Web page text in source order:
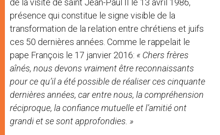
de la visite de saint Jean-Paul II le 13 avril 1986,
présence qui constitue le signe visible de la
transformation de la relation entre chrétiens et juifs
ces 50 dernières années. Comme le rappelait le
pape François le 17 janvier 2016: « Chers frères
aînés, nous devons vraiment être reconnaissants
pour ce qu’il a été possible de réaliser ces cinquante
dernières années, car entre nous, la compréhension
réciproque, la confiance mutuelle et l’amitié ont
grandi et se sont approfondies. »